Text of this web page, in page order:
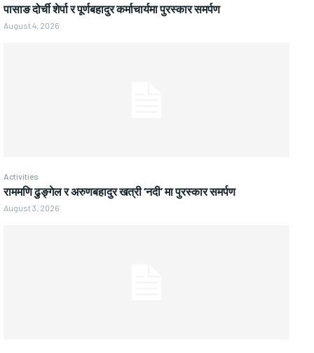
पासाङ दोर्ची शेर्पा र पूर्णबहादुर कर्माचार्यमा पुरस्कार समर्पण
August 4, 2026
Activities
राममणि ढुङ्गेल र अरुणबहादुर खत्री ‘नदी’ मा पुरस्कार समर्पण
August 3, 2026